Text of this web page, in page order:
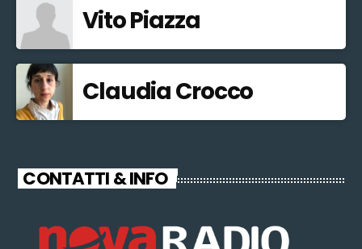
Vito Piazza
Claudia Crocco
CONTATTI & INFO